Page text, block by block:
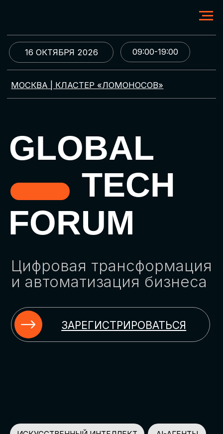
МОСКВА | КЛАСТЕР «ЛОМОНОСОВ»
GLOBAL
TECH
FORUM
Цифровая трансформация
и автоматизация бизнеса
ЗАРЕГИСТРИРОВАТЬСЯ
09:00-19:00
16 ОКТЯБРЯ 2026
ИСКУССТВЕННЫЙ ИНТЕЛЛЕКТ
КЭДО
ЦИФРОВИЗАЦИЯ
АВТОМАТИЗАЦИЯ HR ЧАТ-БОТЫ
ИМПОРТОЗАМЕЩЕНИЕ